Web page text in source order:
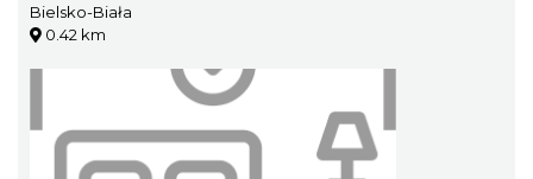
Bielsko-Biała
0.42 km